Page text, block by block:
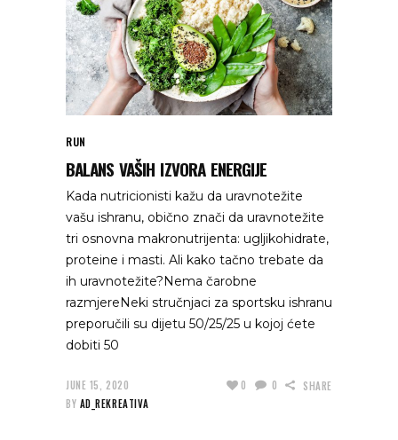
RUN
BALANS VAŠIH IZVORA ENERGIJE
Kada nutricionisti kažu da uravnotežite
vašu ishranu, obično znači da uravnotežite
tri osnovna makronutrijenta: ugljikohidrate,
proteine i masti. Ali kako tačno trebate da
ih uravnotežite?Nema čarobne
razmjereNeki stručnjaci za sportsku ishranu
preporučili su dijetu 50/25/25 u kojoj ćete
dobiti 50
JUNE 15, 2020
BY AD_REKREATIVA
0 0 SHARE